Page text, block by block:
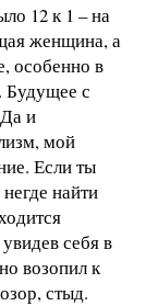
12 к 1 – на
женщина, а
особенно в
Будущее с
и
мой
Если ты
найти
себя в
возопил к
стыд.